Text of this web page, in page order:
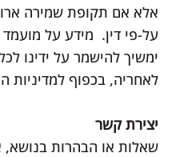
אלא אם תקופת שמירה
על-פי דין. מידע על
ימשיך להישמר על ידינו
לאחריה, בכפוף למדיניות
יצירת קשר
שאלות או הבהרות בנושא,